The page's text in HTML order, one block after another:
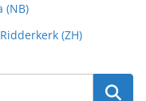
(NB)
(ZH)